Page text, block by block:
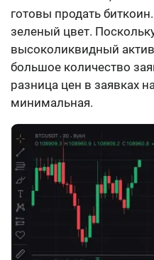
готовы продать
зеленый цвет.
высоколиквидный
большое количество
разница цен в заявках
минимальная.